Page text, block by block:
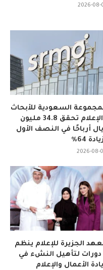
2026-08-
السعودية للأبحاث
والإعلام تحقق 34.8 مليون
أرباحًا في النصف الأول
64%
2026-08-
الجزيرة للإعلام ينظم
3 دورات لتأهيل النشء في
الأعمال والإعلام